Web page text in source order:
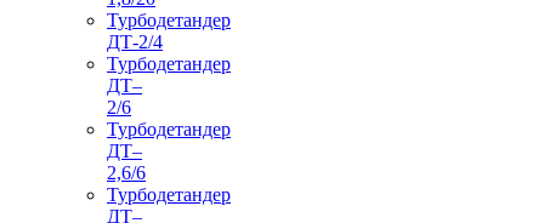
Турбодетандер
ДТ-2/4
Турбодетандер
ДТ–
2/6
Турбодетандер
ДТ–
2,6/6
Турбодетандер
ДТ–